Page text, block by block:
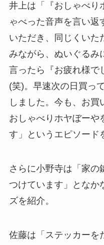
井上は「『おしゃべり
ゃべった音声を言い返
いただき、同じくいた
みながら、ぬいぐるみ
言ったら『お疲れ様で
(笑)。早速次の日買っ
しました。今も、お
おしゃべりホヤぼーや
す」というエピソード
さらに小野寺は「家の
つけています」となか
ズを紹介。
佐藤は「ステッカーを